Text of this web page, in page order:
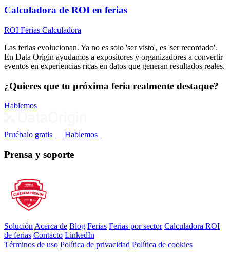
Calculadora de ROI en ferias
ROI Ferias Calculadora
Las ferias evolucionan. Ya no es solo 'ser visto', es 'ser recordado'.
En Data Origin ayudamos a expositores y organizadores a convertir
eventos en experiencias ricas en datos que generan resultados reales.
¿Quieres que tu próxima feria realmente destaque?
Hablemos
Pruébalo gratis Hablemos
Prensa y soporte
Solución Acerca de Blog Ferias Ferias por sector Calculadora ROI
de ferias Contacto LinkedIn
Términos de uso Política de privacidad Política de cookies